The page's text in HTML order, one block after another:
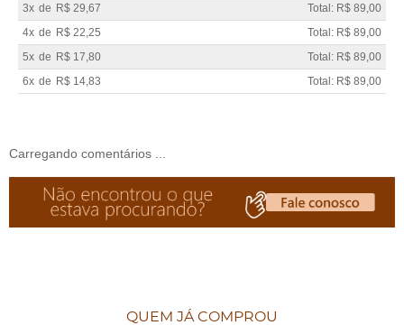
3x de R$ 29,67
Total: R$ 89,00
4x de R$ 22,25
Total: R$ 89,00
5x de R$ 17,80
Total: R$ 89,00
6x de R$ 14,83 Total: R$ 89,00
Carregando comentários ...
QUEM JÁ COMPROU